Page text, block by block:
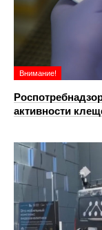
Внимание!
активности